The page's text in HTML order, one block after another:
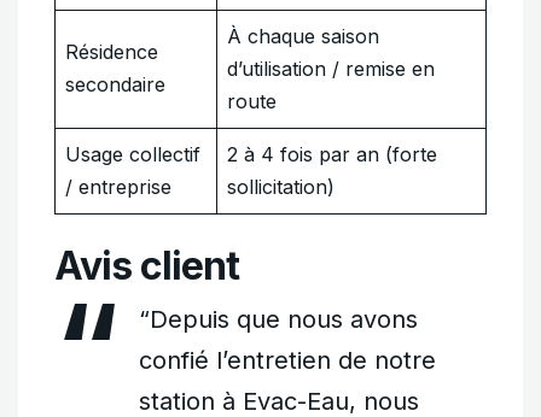
Résidence
secondaire
À chaque saison
d’utilisation / remise en
route
Usage collectif
/ entreprise
2 à 4 fois par an (forte
sollicitation)
Avis client
“Depuis que nous avons
confié l’entretien de notre
station à Evac-Eau, nous